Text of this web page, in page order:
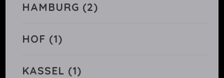
HAMBURG (2)
HOF (1)
KASSEL (1)